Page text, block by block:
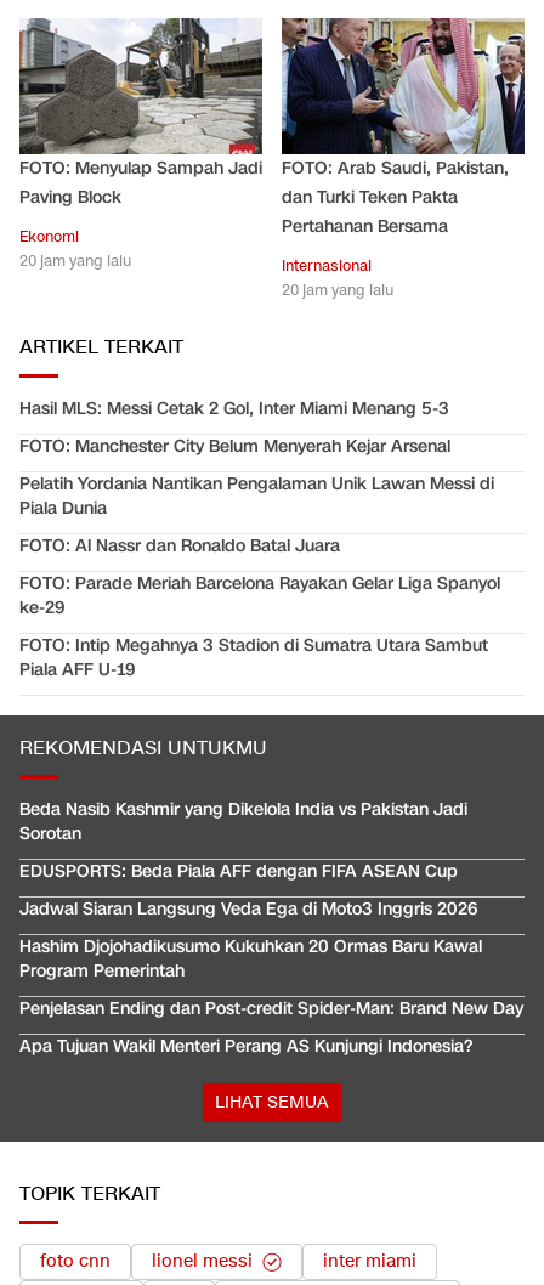
FOTO: Menyulap Sampah Jadi
Paving Block
Ekonomi
20 jam yang lalu
FOTO: Arab Saudi, Pakistan,
dan Turki Teken Pakta
Pertahanan Bersama
Internasional
20 jam yang lalu
ARTIKEL TERKAIT
Hasil MLS: Messi Cetak 2 Gol, Inter Miami Menang 5-3
FOTO: Manchester City Belum Menyerah Kejar Arsenal
Pelatih Yordania Nantikan Pengalaman Unik Lawan Messi di
Piala Dunia
FOTO: Al Nassr dan Ronaldo Batal Juara
FOTO: Parade Meriah Barcelona Rayakan Gelar Liga Spanyol
ke-29
FOTO: Intip Megahnya 3 Stadion di Sumatra Utara Sambut
Piala AFF U-19
REKOMENDASI UNTUKMU
Beda Nasib Kashmir yang Dikelola India vs Pakistan Jadi
Sorotan
EDUSPORTS: Beda Piala AFF dengan FIFA ASEAN Cup
Jadwal Siaran Langsung Veda Ega di Moto3 Inggris 2026
Hashim Djojohadikusumo Kukuhkan 20 Ormas Baru Kawal
Program Pemerintah
Penjelasan Ending dan Post-credit Spider-Man: Brand New Day
Apa Tujuan Wakil Menteri Perang AS Kunjungi Indonesia?
LIHAT SEMUA
TOPIK TERKAIT
foto cnn lionel messi
inter miami